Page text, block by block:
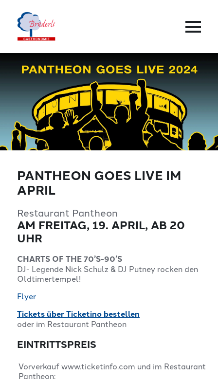
PANTHEON GOES LIVE IM
APRIL
Restaurant Pantheon
AM FREITAG, 19. APRIL, AB 20
UHR
CHARTS OF THE 70’S-90’S
DJ- Legende Nick Schulz & DJ Putney rocken den
Oldtimertempel!
Flyer
Tickets über Ticketino bestellen
oder im Restaurant Pantheon
EINTRITTSPREIS
Vorverkauf www.ticketinfo.com und im Restaurant
Pantheon: